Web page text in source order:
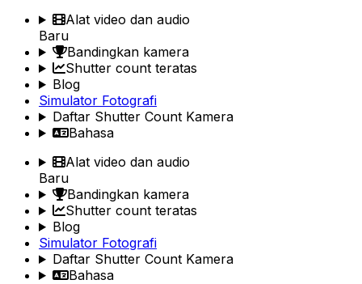
Alat video dan audio
Baru
Bandingkan kamera
Shutter count teratas
Blog
Simulator Fotografi
Daftar Shutter Count Kamera
Bahasa
Alat video dan audio
Baru
Bandingkan kamera
Shutter count teratas
Blog
Simulator Fotografi
Daftar Shutter Count Kamera
Bahasa